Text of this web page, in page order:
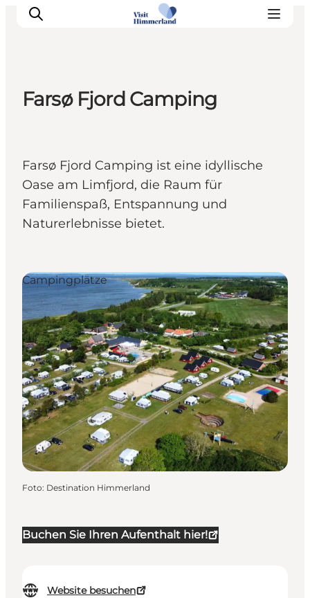
Städte und Orte
Das passiert
Reiseplanung
Praktische Informationen
Farsø Fjord Camping
Farsø Fjord Camping ist eine idyllische
Oase am Limfjord, die Raum für
Familienspaß, Entspannung und
Naturerlebnisse bietet.
Buchen Sie Ihren Aufenthalt hier!
Website besuchen
Campingplätze
Foto: Destination Himmerland